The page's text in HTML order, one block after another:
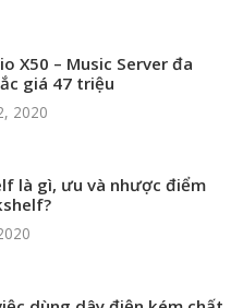
X50 – Music Server đa
giá 47 triệu
2020
là gì, ưu và nhược điểm